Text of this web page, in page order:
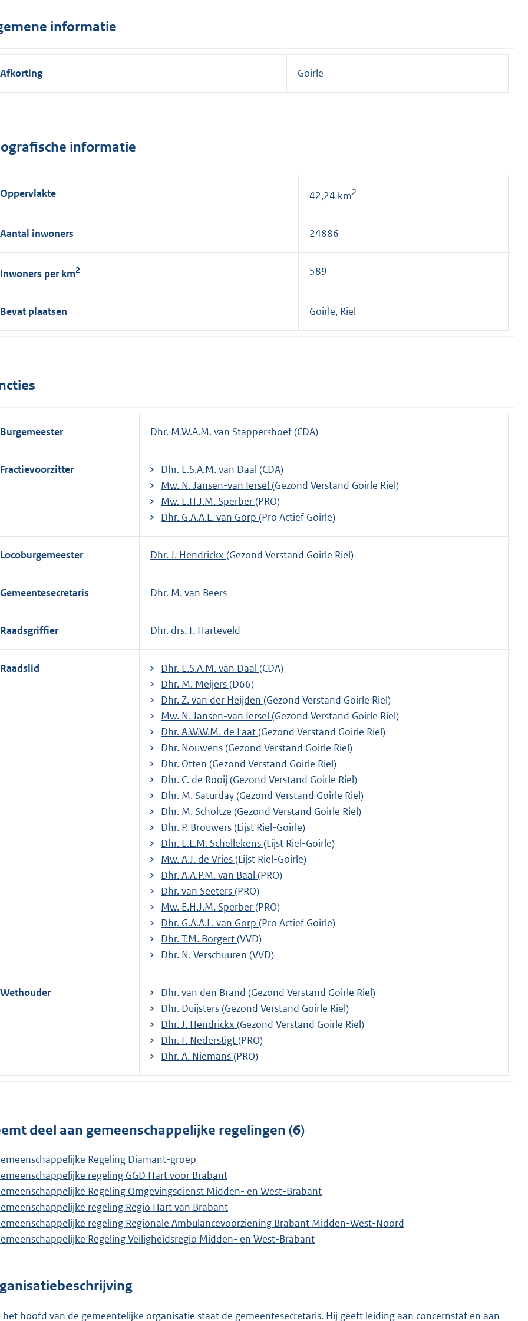
informatie
Afkorting Goirle
informatie
Oppervlakte 42,24 km2
Aantal inwoners 24886
Inwoners per km2 589
Bevat plaatsen Goirle, Riel
Burgemeester Dhr. M.W.A.M. van Stappershoef(CDA)
Fractievoorzitter Dhr. E.S.A.M. van Daal (CDA)
Mw. N. Jansen-van Iersel (Gezond Verstand Goirle Riel)
Mw. E.H.J.M. Sperber(PRO)
Dhr. G.A.A.L. van Gorp (Pro Actief Goirle)
Locoburgemeester Dhr. J. Hendrickx (Gezond Verstand Goirle Riel)
Gemeentesecretaris Dhr. M. van Beers
Raadsgriffier Dhr. drs. F. Harteveld
Raadslid Dhr. E.S.A.M. van Daal (CDA)
Dhr. M. Meijers(D66)
Dhr. Z. van der Heijden (Gezond Verstand Goirle Riel)
Mw. N. Jansen-van Iersel (Gezond Verstand Goirle Riel)
Dhr. A.W.W.M. de Laat(Gezond Verstand Goirle Riel)
Dhr. Nouwens(Gezond Verstand Goirle Riel)
Dhr. Otten (Gezond Verstand Goirle Riel)
Dhr. C. de Rooij (Gezond Verstand Goirle Riel)
Dhr. M. Saturday(Gezond Verstand Goirle Riel)
Dhr. M. Scholtze (Gezond Verstand Goirle Riel)
Dhr. P. Brouwers(Lijst Riel-Goirle)
Dhr. E.L.M. Schellekens(Lijst Riel-Goirle)
Mw. A.J. de Vries(Lijst Riel-Goirle)
Dhr. A.A.P.M. van Baal (PRO)
Dhr. van Seeters(PRO)
Mw. E.H.J.M. Sperber(PRO)
Dhr. G.A.A.L. van Gorp (Pro Actief Goirle)
Dhr. T.M. Borgert(VVD)
Dhr. N. Verschuuren (VVD)
Wethouder Dhr. van den Brand (Gezond Verstand Goirle Riel)
Dhr. Duijsters(Gezond Verstand Goirle Riel)
Dhr. J. Hendrickx (Gezond Verstand Goirle Riel)
Dhr. F. Nederstigt(PRO)
Dhr. A. Niemans(PRO)
deel aan gemeenschappelijke regelingen (6)
Regeling Diamant-groep
regeling GGD Hart voor Brabant
Regeling Omgevingsdienst Midden- en West-Brabant
regeling Regio Hart van Brabant
regeling Regionale Ambulancevoorziening Brabant Midden-West-Noord
Regeling Veiligheidsregio Midden- en West-Brabant
het hoofd van de gemeentelijke organisatie staat de gemeentesecretaris. Hij geeft leiding aan concernstaf en aan